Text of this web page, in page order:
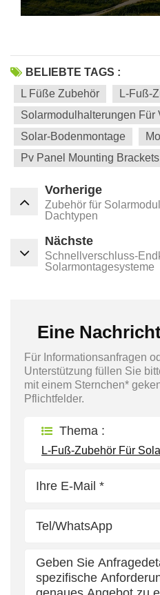
BELIEBTE TAGS :
L Füße Zubehör
L-Fuß-
Solarmodulhalterungen Für
Solar-Bodenmontage
Pv Panel Mounting Brackets
Vorherige
Zubehör für
Dachtypen
Nächste
Schnellverschluss-
Solarmontagesysteme
Eine
Für Informationsanfragen
Unterstützung füllen Sie
mit einem Sternchen*
Pflichtfelder.
Thema :